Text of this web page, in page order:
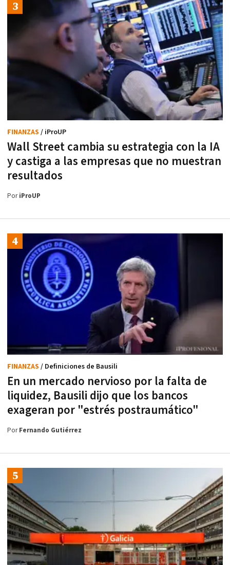
Wall Street cambia su estrategia con la IA
y castiga a las empresas que no muestran
resultados
FINANZAS / iProUP
PoriProUP
En un mercado nervioso por la falta de
liquidez, Bausili dijo que los bancos
exageran por "estrés postraumático"
FINANZAS / Definiciones de Bausili
PorFernando Gutiérrez